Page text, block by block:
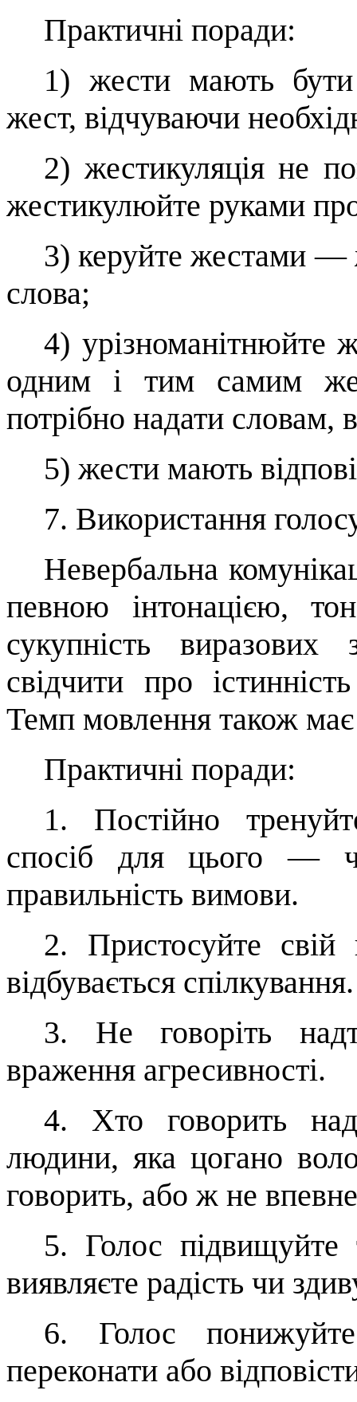
Практичні поради:
1)жести мають бути
жест, від­чуваючи
2)жестикуляція не
жести­кулюйте руками
3)керуйте жестами—
слова;
4) урізноманітнюйте
одним і тим самим
потрібно надати словам,
5)жести мають
7. Використання
Невербальна
певною інтонацією,
сукупність
свідчити про
Темп мовлення також
Практичні поради:
1. Постійно
спосіб для цьо­го—
правильність вимови.
2. Пристосуйте
відбувається спілкування.
3. Не говоріть
враження агре­сивності.
4.Хто говорить
людини, яка цогано
говорить, або ж не
5. Голос підвищуйте
виявляєте радість чи
6. Голос
переконати або